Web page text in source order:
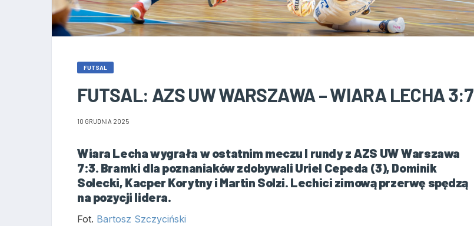
FUTSAL
FUTSAL: AZS UW WARSZAWA – WIARA LECHA 3:7
10 GRUDNIA 2025
Wiara Lecha wygrała w ostatnim meczu I rundy z AZS UW Warszawa
7:3. Bramki dla poznaniaków zdobywali Uriel Cepeda (3), Dominik
Solecki, Kacper Korytny i Martin Solzi. Lechici zimową przerwę spędzą
na pozycji lidera.
Fot. Bartosz Szczyciński